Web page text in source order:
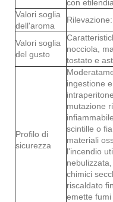
con
Valori soglia
dell'aroma
Valori soglia
del gusto
nocciola,
tostato e
Profilo di
sicurezza
ingestione
mutazione
scintille o
materiali
l'incendio
chimici
riscaldato
emette